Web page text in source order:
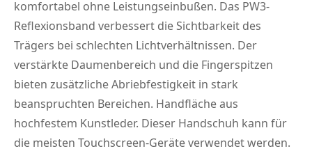
komfortabel ohne Leistungseinbußen. Das PW3-
Reflexionsband verbessert die Sichtbarkeit des
Trägers bei schlechten Lichtverhältnissen. Der
verstärkte Daumenbereich und die Fingerspitzen
bieten zusätzliche Abriebfestigkeit in stark
beanspruchten Bereichen. Handfläche aus
hochfestem Kunstleder. Dieser Handschuh kann für
die meisten Touchscreen-Geräte verwendet werden.